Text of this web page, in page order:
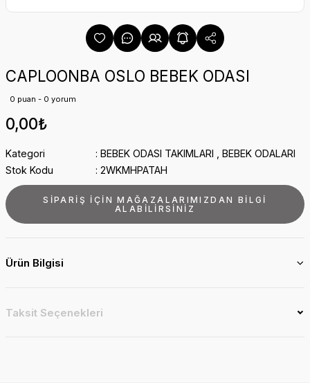
CAPLOONBA OSLO BEBEK ODASI
0 puan - 0 yorum
0,00₺
Kategori BEBEK ODASI TAKIMLARI
BEBEK ODALARI
Stok Kodu
2WKMHPATAH
SİPARİŞ İÇİN MAĞAZALARIMIZDAN BİLGİ
ALABİLİRSİNİZ
Ürün Bilgisi
Taksit Seçenekleri